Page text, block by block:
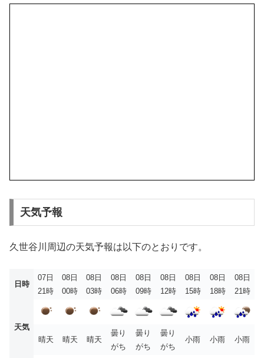
天気予報
久世谷川周辺の天気予報は以下のとおりです。
日時
07日
21時
08日
00時
08日
03時
08日
06時
08日
09時
08日
12時
08日
15時
08日
18時
08日
21時
天気
晴天
晴天 晴天
曇り
がち
曇り
がち
曇り
がち
小雨 小雨 小雨